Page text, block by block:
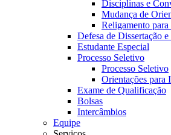
Disciplinas e
Mudança de
Religamento para
Defesa de Dissertação
Estudante Especial
Processo Seletivo
Processo Seletivo
Orientações para
Exame de Qualificação
Bolsas
Intercâmbios
Equipe